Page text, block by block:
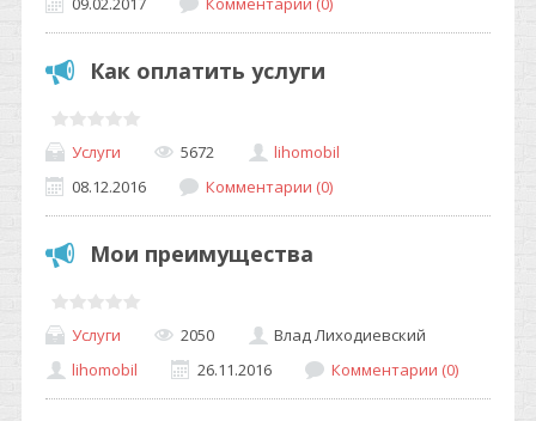
Как оплатить услуги
Услуги 5672
lihomobil
08.12.2016
Комментарии (0)
Мои преимущества
Услуги 2050
Влад Лиходиевский
lihomobil
26.11.2016 Комментарии (0)